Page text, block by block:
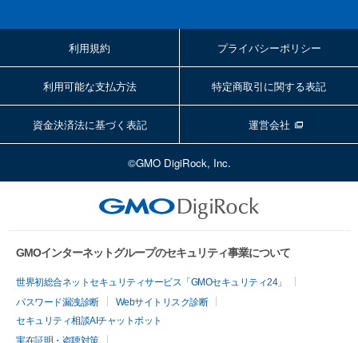
利用規約 プライバシーポリシー
利用可能な支払方法 特定商取引に関する表記
資金決済法に基づく表記 運営会社
©GMO DigiRock, Inc.
GMOインターネットグループのセキュリティ事業について
世界初総合ネットセキュリティサービス「GMOセキュリティ24」
パスワード漏洩診断
Webサイトリスク診断
セキュリティ相談AIチャットボット
実在証明・盗聴対策